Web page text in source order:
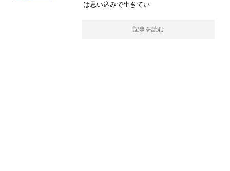
は思い込みで生きてい
記事を読む